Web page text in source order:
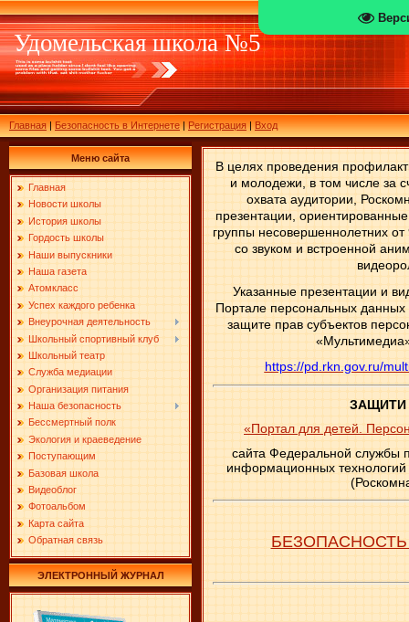
Удомельская школа №5
Главная|Безопасность в Интернете|Регистрация|Вход
Меню сайта
Главная
Новости школы
История школы
Гордость школы
Наши выпускники
Наша газета
Атомкласс
Успех каждого ребенка
Внеурочная деятельность
Школьный спортивный клуб
Школьный театр
Служба медиации
Организация питания
Наша безопасность
Бессмертный полк
Экология и краеведение
Поступающим
Базовая школа
Видеоблог
Фотоальбом
Карта сайта
Обратная связь
ЭЛЕКТРОННЫЙ ЖУРНАЛ
Вцелях проведения
и молодежи, в том числе за
охвата аудитории
презентации,
группы несовершеннолетних
со звуком и встроенной
Указанные презентации и
Портале персональных
защите прав субъектов
https://pd.rkn.gov.ru/
ЗАЩИТИ
«Портал для детей.
сайта Федеральной службы
информационных